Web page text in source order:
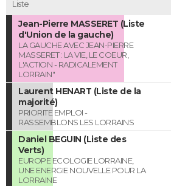
Liste
Jean-Pierre MASSERET (Liste
d'Union de la gauche)
LA GAUCHE AVEC JEAN-PIERRE
MASSERET : LA VIE, LE COEUR,
L'ACTION - RADICALEMENT
LORRAIN"
Laurent HENART (Liste de la
majorité)
PRIORITE EMPLOI -
RASSEMBLONS LES LORRAINS
Daniel BEGUIN (Liste des
Verts)
EUROPE ECOLOGIE LORRAINE,
UNE ENERGIE NOUVELLE POUR LA
LORRAINE